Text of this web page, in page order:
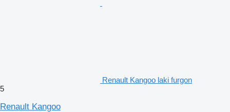
Renault Kangoo laki furgon
5
Renault Kangoo